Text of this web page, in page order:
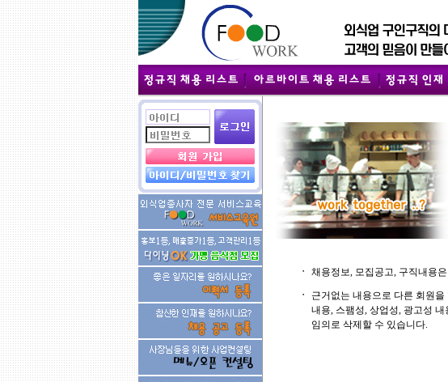
ㆍ 채용정보, 모집공고, 구직내용
ㆍ
근거없는 내용으로 다른 회원
내용, 스팸성, 상업성, 광고성
임의로 삭제할 수 있습니다.